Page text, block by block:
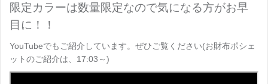
限定カラーは数量限定なので気になる方がお早
目に！！
YouTubeでもご紹介しています。ぜひご覧ください(お財布ポシェ
ットのご紹介は、17:03～)